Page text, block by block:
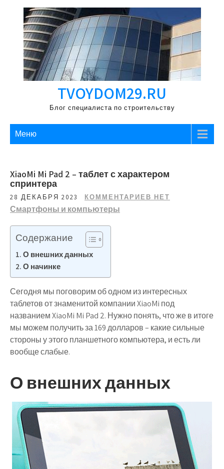
Перейти
содержимому
TVOYDOM29.RU
Блог специалиста по строительству
Меню
XiaoMi Mi Pad 2 – таблет с характером
спринтера
28 ДЕКАБРЯ 2023 КОММЕНТАРИЕВ НЕТ
Смартфоны и компьютеры
Содержание
О внешних данных
О начинке
Сегодня мы поговорим об одном из интересных
таблетов от знаменитой компании XiaoMi под
названием XiaoMi Mi Pad 2. Нужно понять, что же в итоге
мы можем получить за 169 долларов – какие сильные
стороны у этого планшетного компьютера, и есть ли
вообще слабые.
О внешних данных